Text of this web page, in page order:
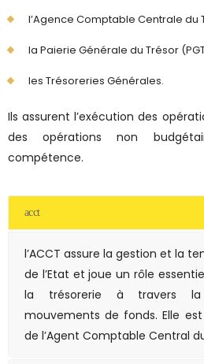
l’Agence Comptable Centrale du
la Paierie Générale du Trésor
les Trésoreries Générales.
Ils assurent l’exécution des
des opérations non
compétence.
acct
l’ACCT assure la gestion et la
de l’Etat et joue un rôle
la trésorerie à travers la
mouvements de fonds. Elle
de l’Agent Comptable Central